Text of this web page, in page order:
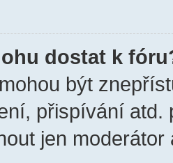
dostat k
být
přispívání atd.
jen